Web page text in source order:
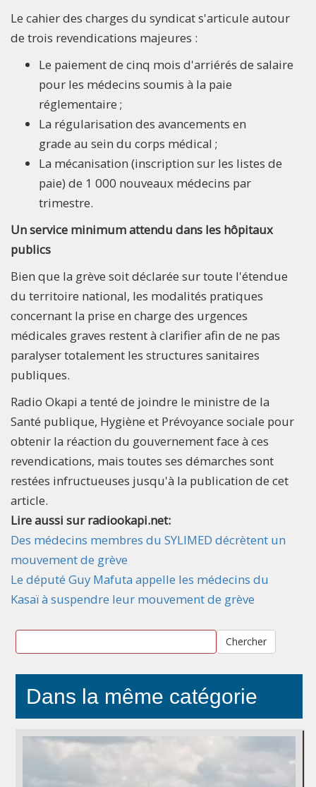
Le cahier des charges du syndicat s'articule autour
de trois revendications majeures :
Le paiement de cinq mois d'arriérés de salaire
pour les médecins soumis à la paie
réglementaire ;
La régularisation des avancements en
grade au sein du corps médical ;
La mécanisation (inscription sur les listes de
paie) de 1 000 nouveaux médecins par
trimestre.
Un service minimum attendu dans les hôpitaux
publics
Bien que la grève soit déclarée sur toute l'étendue
du territoire national, les modalités pratiques
concernant la prise en charge des urgences
médicales graves restent à clarifier afin de ne pas
paralyser totalement les structures sanitaires
publiques.
Radio Okapi a tenté de joindre le ministre de la
Santé publique, Hygiène et Prévoyance sociale pour
obtenir la réaction du gouvernement face à ces
revendications, mais toutes ses démarches sont
restées infructueuses jusqu'à la publication de cet
article.
Lire aussi sur radiookapi.net:
Des médecins membres du SYLIMED décrètent un
mouvement de grève
Le député Guy Mafuta appelle les médecins du
Kasaï à suspendre leur mouvement de grève
Chercher
Dans la même catégorie